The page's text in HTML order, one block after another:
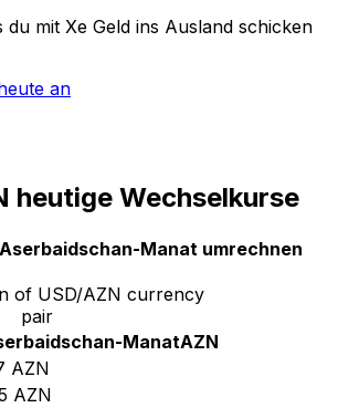
du mit Xe Geld ins Ausland schicken
an
heutige Wechselkurse
Manat umrechnen
of USD/AZN currency
pair
ManatAZN
AZN
AZN